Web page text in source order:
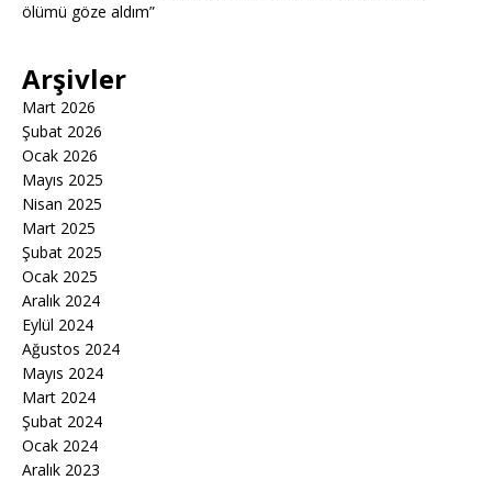
ölümü göze aldım”
Arşivler
Mart 2026
Şubat 2026
Ocak 2026
Mayıs 2025
Nisan 2025
Mart 2025
Şubat 2025
Ocak 2025
Aralık 2024
Eylül 2024
Ağustos 2024
Mayıs 2024
Mart 2024
Şubat 2024
Ocak 2024
Aralık 2023